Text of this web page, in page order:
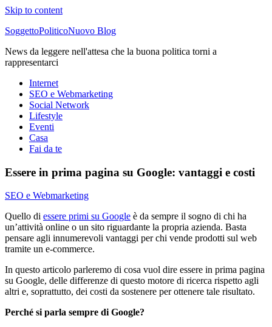
Skip to content
SoggettoPoliticoNuovo Blog
News da leggere nell'attesa che la buona politica torni a
rappresentarci
Internet
SEO e Webmarketing
Social Network
Lifestyle
Eventi
Casa
Fai da te
Essere in prima pagina su Google: vantaggi e costi
SEO e Webmarketing
Quello di essere primi su Google è da sempre il sogno di chi ha
un’attività online o un sito riguardante la propria azienda. Basta
pensare agli innumerevoli vantaggi per chi vende prodotti sul web
tramite un e-commerce.
In questo articolo parleremo di cosa vuol dire essere in prima pagina
su Google, delle differenze di questo motore di ricerca rispetto agli
altri e, soprattutto, dei costi da sostenere per ottenere tale risultato.
Perché si parla sempre di Google?